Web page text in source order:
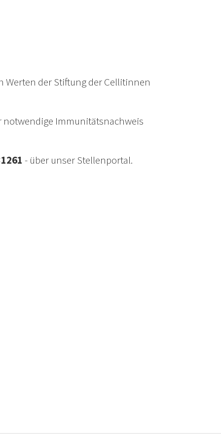
der Stiftung der Cellitinnen
notwendige Immunitätsnachweis
- über unser Stellenportal.